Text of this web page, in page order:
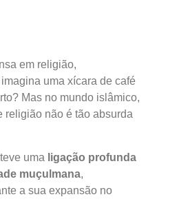
em religião,
uma xícara de café
Mas no mundo islâmico,
religião não é tão absurda
uma ligação profunda
muçulmana,
a sua expansão no